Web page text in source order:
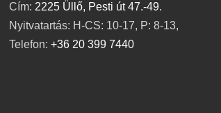
Cím: 2225 Üllő, Pesti út 47.-49.
Nyitvatartás: H-CS: 10-17, P: 8-13,
Telefon: +36 20 399 7440